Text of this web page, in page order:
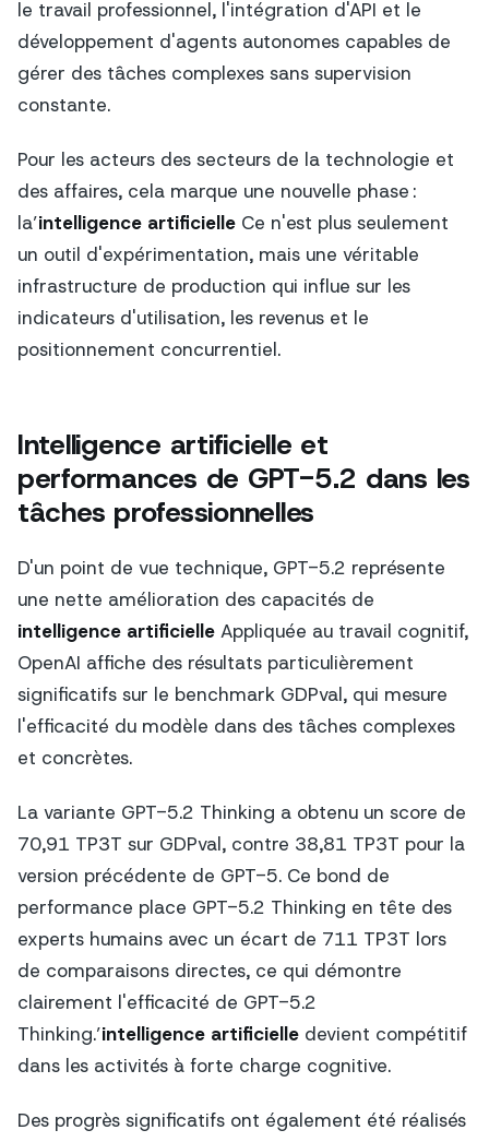
le travail professionnel, l'intégration d'API et le
développement d'agents autonomes capables de
gérer des tâches complexes sans supervision
constante.
Pour les acteurs des secteurs de la technologie et
des affaires, cela marque une nouvelle phase :
la’intelligence artificielle Ce n'est plus seulement
un outil d'expérimentation, mais une véritable
infrastructure de production qui influe sur les
indicateurs d'utilisation, les revenus et le
positionnement concurrentiel.
Intelligence artificielle et
performances de GPT-5.2 dans les
tâches professionnelles
D'un point de vue technique, GPT-5.2 représente
une nette amélioration des capacités de
intelligence artificielle Appliquée au travail cognitif,
OpenAI affiche des résultats particulièrement
significatifs sur le benchmark GDPval, qui mesure
l'efficacité du modèle dans des tâches complexes
et concrètes.
La variante GPT-5.2 Thinking a obtenu un score de
70,91 TP3T sur GDPval, contre 38,81 TP3T pour la
version précédente de GPT-5. Ce bond de
performance place GPT-5.2 Thinking en tête des
experts humains avec un écart de 711 TP3T lors
de comparaisons directes, ce qui démontre
clairement l'efficacité de GPT-5.2
Thinking.’intelligence artificielle devient compétitif
dans les activités à forte charge cognitive.
Des progrès significatifs ont également été réalisés